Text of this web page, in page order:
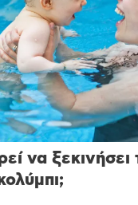
να ξεκινήσει